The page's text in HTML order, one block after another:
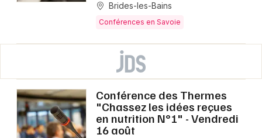
Brides-les-Bains
Conférences en Savoie
Conférence des Thermes
"Chassez les idées reçues
en nutrition N°1" - Vendredi
16 août